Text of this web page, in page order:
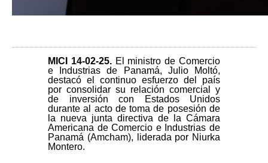
MICI 14-02-25. El ministro de Comercio
e Industrias de Panamá, Julio Moltó,
destacó el continuo esfuerzo del país
por consolidar su relación comercial y
de inversión con Estados Unidos
durante al acto de toma de posesión de
la nueva junta directiva de la Cámara
Americana de Comercio e Industrias de
Panamá (Amcham), liderada por Niurka
Montero.